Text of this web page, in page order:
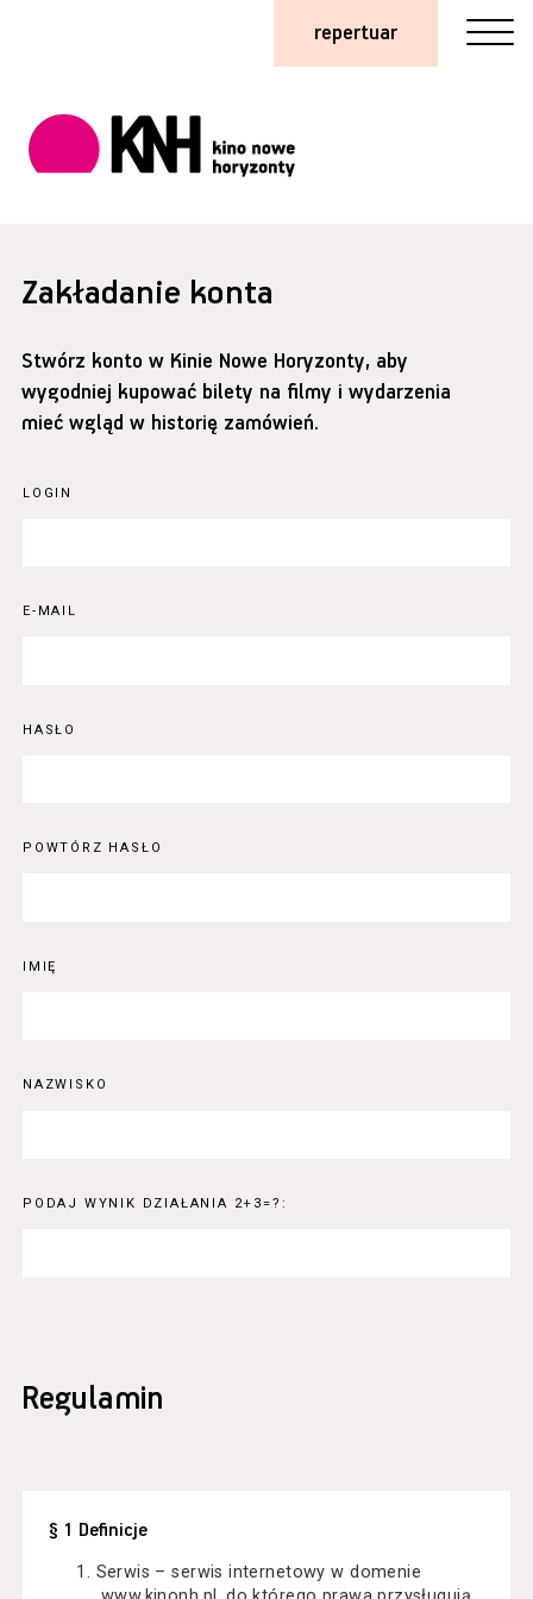
repertuar
Zakładanie konta
Stwórz konto w Kinie Nowe Horyzonty, aby
wygodniej kupować bilety na filmy i wydarzenia
mieć wgląd w historię zamówień.
LOGIN
E-MAIL
HASŁO
POWTÓRZ HASŁO
IMIĘ
NAZWISKO
PODAJ WYNIK DZIAŁANIA 2+3=?:
Regulamin
§ 1 Definicje
Serwis – serwis internetowy w domenie